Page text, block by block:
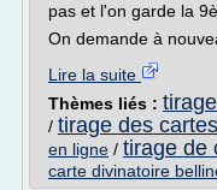
pas et l'on garde la
On demande à
Lire la suite
Thèmes liés :
/ tirage des
en ligne / tirage de
carte divinatoire